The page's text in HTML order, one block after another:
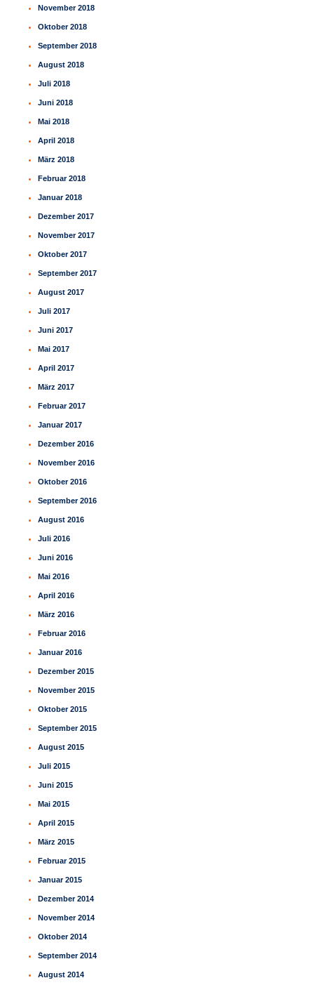
November 2018
Oktober 2018
September 2018
August 2018
Juli 2018
Juni 2018
Mai 2018
April 2018
März 2018
Februar 2018
Januar 2018
Dezember 2017
November 2017
Oktober 2017
September 2017
August 2017
Juli 2017
Juni 2017
Mai 2017
April 2017
März 2017
Februar 2017
Januar 2017
Dezember 2016
November 2016
Oktober 2016
September 2016
August 2016
Juli 2016
Juni 2016
Mai 2016
April 2016
März 2016
Februar 2016
Januar 2016
Dezember 2015
November 2015
Oktober 2015
September 2015
August 2015
Juli 2015
Juni 2015
Mai 2015
April 2015
März 2015
Februar 2015
Januar 2015
Dezember 2014
November 2014
Oktober 2014
September 2014
August 2014